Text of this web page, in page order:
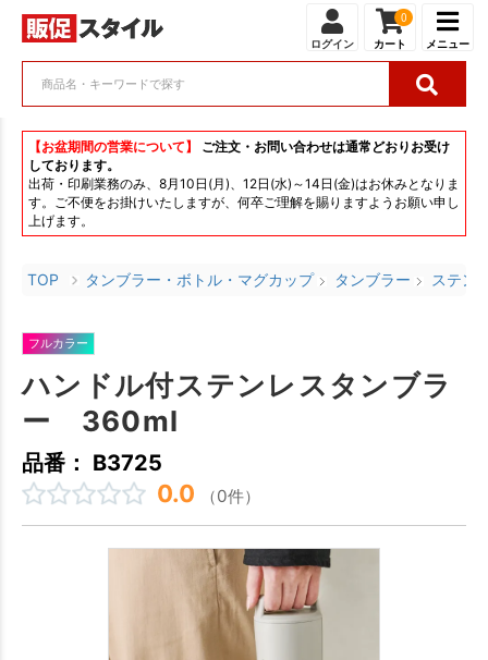
ログイン
0
カート メニュー
【お盆期間の営業について】
ご注文・お問い合わせは通常どおりお受け
しております。
出荷・印刷業務のみ、8月10日(月)、12日(水)～14日(金)はお休みとなりま
す。ご不便をお掛けいたしますが、何卒ご理解を賜りますようお願い申し
上げます。
TOP タンブラー・ボトル・マグカップ タンブラー ステン
フルカラー
ハンドル付ステンレスタンブラ
ー 360ml
品番： B3725
0.0 （0件）